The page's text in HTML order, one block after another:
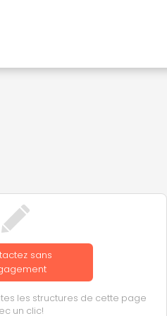
sans
les structures de cette page
un clic!